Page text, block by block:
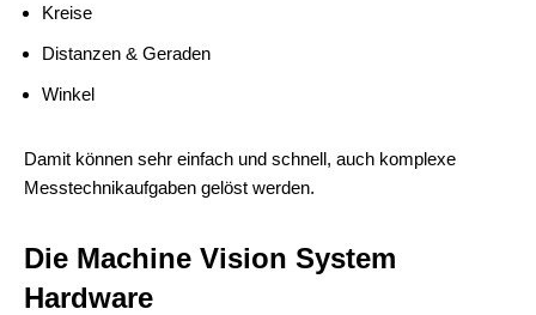
Kreise
Distanzen & Geraden
Winkel
Damit können sehr einfach und schnell, auch komplexe
Messtechnikaufgaben gelöst werden.
Die Machine Vision System
Hardware